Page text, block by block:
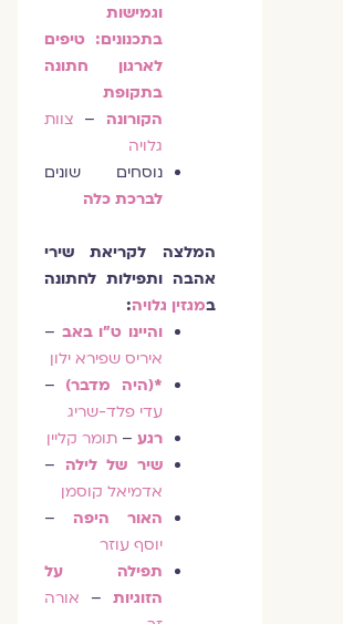
וגמישות
בתכנונים: טיפים
לארגון חתונה
בתקופת
הקורונה– צוות
גלויה
נוסחים שונים
לברכת כלה
המלצה לקריאת שירי
אהבה ותפילות לחתונה
מגזין גלויה:
והיינו ט״ו באב–
איריס שפירא ילון
*(היה מדבר)–
עדי פלד-שריג
רגע–תומר קליין
שיר של לילה –
אדמיאל קוסמן
האור היפה–
יוסף עוזר
תפילה על
הזוגיות– אורה